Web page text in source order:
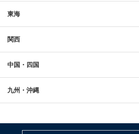
東海
関西
中国・四国
九州・沖縄